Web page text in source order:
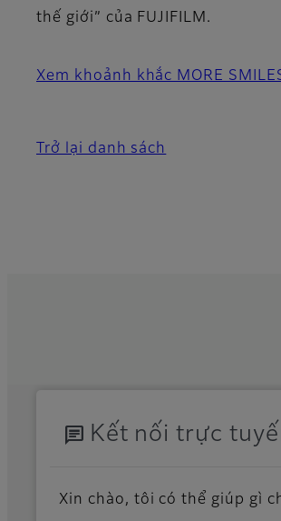
thế giới” của FUJIFILM.
Xem khoảnh khắc MORE
Trở lại danh sách
Footernghệ mở ra cánh cửa dẫn đến
Sơ đồ trang web
Giải pháp & Thấu hiểu
chat Kết nối trực
Xin chào, tôi có thể giúp gì